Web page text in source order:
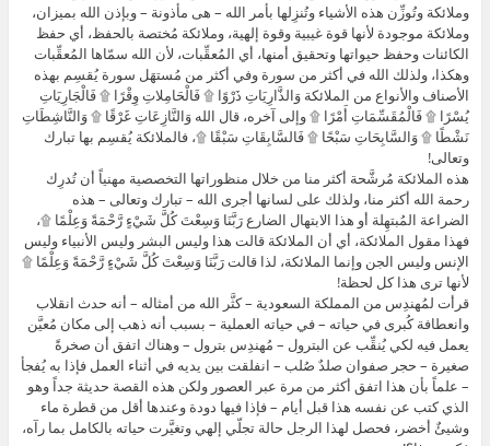
وملائكة وتُوزِّن هذه الأشياء وتُنزِلها بأمر الله – هى مأذونة – وبإذن الله بميزان،
وملائكة موجودة لأنها قوة غيبية وقوة إلهية، وملائكة مُختصة بالحفظ، أي حفظ
الكائنات وحفظ حيواتها وتحقيق أمنها، أي المُعقِّبات، لأن الله سمّاها المُعقِّبات
وهكذا، ولذلك الله في أكثر من سورة وفي أكثر من مُستهَل سورة يُقسِم بهذه
الأصناف والأنواع من الملائكة وَالذَّارِيَاتِ ذَرْوًا ۩ فَالْحَامِلاتِ وِقْرًا ۩ فَالْجَارِيَاتِ
يُسْرًا ۩ فَالْمُقَسِّمَاتِ أَمْرًا ۩ وإلى آخره، قال الله وَالنَّازِعَاتِ غَرْقًا ۩ وَالنَّاشِطَاتِ
نَشْطًا ۩ وَالسَّابِحَاتِ سَبْحًا ۩ فَالسَّابِقَاتِ سَبْقًا ۩، فالملائكة يُقسِم بها تبارك
وتعالى!
هذه الملائكة مُرشَّحة أكثر منا من خلال منظوراتها التخصصية مهنياً أن تُدرِك
رحمة الله أكثر منا، ولذلك على لسانها أجرى الله – تبارك وتعالى – هذه
الضراعة المُبتهِلة أو هذا الابتهال الضارع رَبَّنَا وَسِعْتَ كُلَّ شَيْءٍ رَّحْمَةً وَعِلْمًا ۩،
فهذا مقول الملائكة، أي أن الملائكة قالت هذا وليس البشر وليس الأنبياء وليس
الإنس وليس الجن وإنما الملائكة، لذا قالت رَبَّنَا وَسِعْتَ كُلَّ شَيْءٍ رَّحْمَةً وَعِلْمًا ۩
لأنها ترى هذا كل لحظة!
قرأت لمُهندِس من المملكة السعودية – كثَّر الله من أمثاله – أنه حدث انقلاب
وانعطافة كُبرى في حياته – في حياته العملية – بسبب أنه ذهب إلى مكان مُعيَّن
يعمل فيه لكي يُنقِّب عن البترول – مُهندِس بترول – وهناك اتفق أن صخرةً
صغيرة – حجر صفوان صلدٌ صُلب – انفلقت بين يديه في أثناء العمل فإذا به يُفجأ
– علماً بأن هذا اتفق أكثر من مرة عبر العصور ولكن هذه القصة حديثة جداً وهو
الذي كتب عن نفسه هذا قبل أيام – فإذا فيها دودة وعندها أقل من قطرة ماء
وشيئٌ أخضر، فحصل لهذا الرجل حالة تجلّي إلهي وتغيَّرت حياته بالكامل بما رآه،